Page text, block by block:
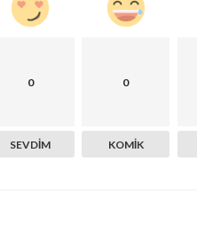
0
SEVDIM
0
KOMIK